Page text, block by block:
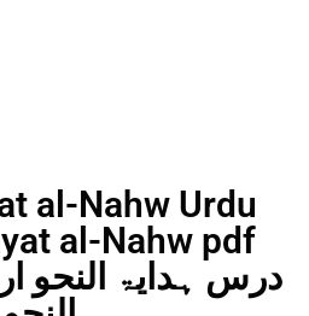
al-Nahw Urdu
al-Nahw pdf
درس ہدایۃ النحو